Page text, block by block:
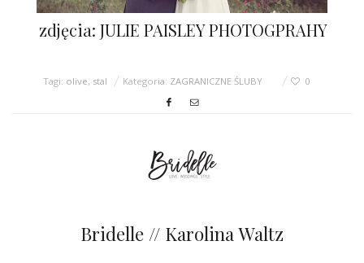
zdjęcia: JULIE PAISLEY PHOTOGPRAHY
Tagi: olive, stal Kategoria: ZAGRANICZNE ŚLUBY 0
Bridelle // Karolina Waltz